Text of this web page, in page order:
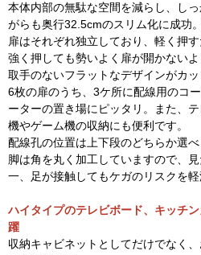
本体内部の無駄な空間を減らし、し
がらも奥行32.5cmのスリム化に成功
扉はそれぞれ独立しており、軽く押
強く押しても勢いよく扉が開かない
取手のないフラットなデザインがカッ
6枚の扉のうち、3ケ所に配線用のコ
ーターの置き場にピッタリ。また、
機やゲーム機の収納にも便利です。
配線孔の位置は上下段のどちらか選べ
脚は角を丸く加工していますので、
一、足が接触してもケガのリスクを軽
ハイタイプのテレビボード、キッチ
躍
収納キャビネットとしてだけでなく